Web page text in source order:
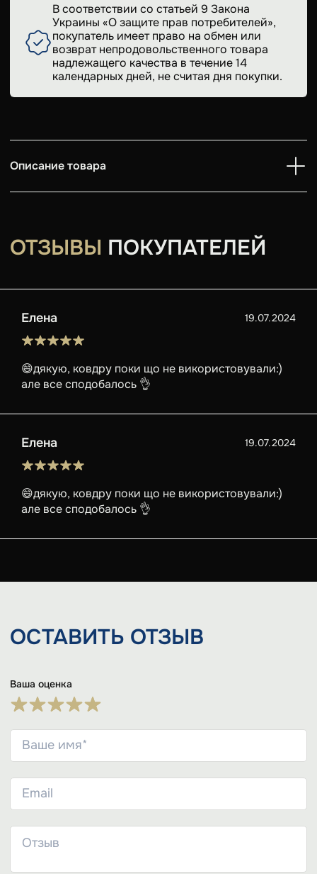
В соответствии со статьей 9 Закона
Украины «О защите прав потребителей»,
покупатель имеет право на обмен или
возврат непродовольственного товара
надлежащего качества в течение 14
календарных дней, не считая дня покупки.
Описание товара
ОТЗЫВЫ ПОКУПАТЕЛЕЙ
Елена 19.07.2024
😄дякую, ковдру поки що не використовували:)
але все сподобалось 👌
Елена 19.07.2024
😄дякую, ковдру поки що не використовували:)
але все сподобалось 👌
ОСТАВИТЬ ОТЗЫВ
Ваша оценка